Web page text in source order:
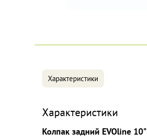
Характеристики
Характеристики
Колпак задний EVOline 10"